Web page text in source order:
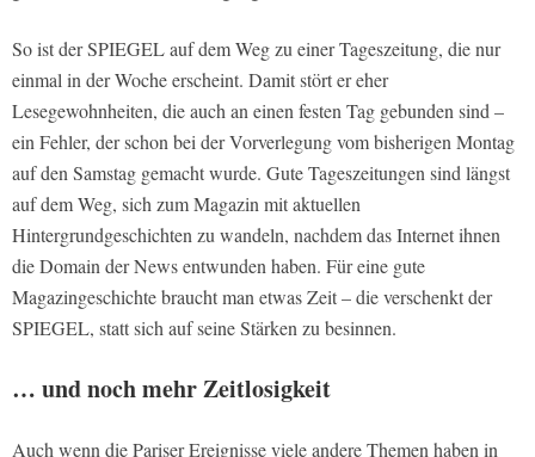
So ist der SPIEGEL auf dem Weg zu einer Tageszeitung, die nur
einmal in der Woche erscheint. Damit stört er eher
Lesegewohnheiten, die auch an einen festen Tag gebunden sind –
ein Fehler, der schon bei der Vorverlegung vom bisherigen Montag
auf den Samstag gemacht wurde. Gute Tageszeitungen sind längst
auf dem Weg, sich zum Magazin mit aktuellen
Hintergrundgeschichten zu wandeln, nachdem das Internet ihnen
die Domain der News entwunden haben. Für eine gute
Magazingeschichte braucht man etwas Zeit – die verschenkt der
SPIEGEL, statt sich auf seine Stärken zu besinnen.
… und noch mehr Zeitlosigkeit
Auch wenn die Pariser Ereignisse viele andere Themen haben in